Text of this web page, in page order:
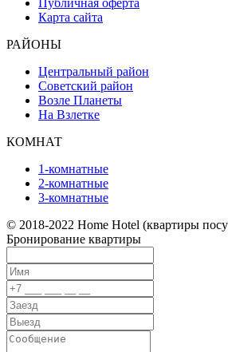
Карта сайта
РАЙОНЫ
Центральный район
Советский район
Возле Планеты
На Взлетке
КОМНАТ
1-комнатные
2-комнатные
3-комнатные
© 2018-2022 Home Hotel (квартиры
Бронирование квартиры